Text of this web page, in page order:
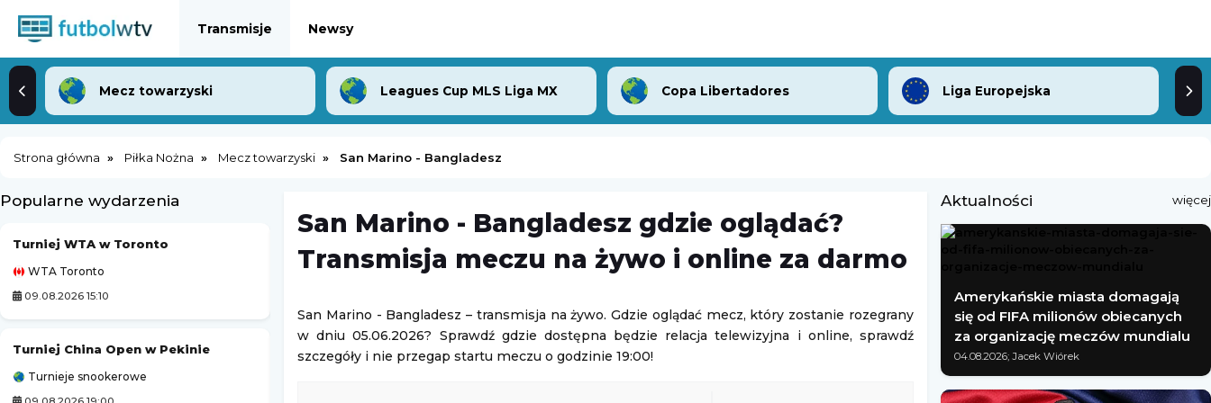
Transmisje Newsy
Mecz towarzyski Leagues Cup MLS Liga MX Copa Libertadores Liga Europejska
Strona główna Piłka Nożna Mecz towarzyski San Marino - Bangladesz
Popularne wydarzenia
Turniej WTA w Toronto
WTA Toronto
09.08.2026 15:10
Turniej China Open w Pekinie
Turnieje snookerowe
-
Liga Ukraińska
Miedź Legnica II - Barycz Sułów
Sparta Rotterdam
Eredivisie (Liga Holenderska)
San Marino - Bangladesz gdzie oglądać?
Transmisja meczu na żywo i online za darmo
San Marino - Bangladesz – transmisja na żywo. Gdzie oglądać mecz, który zostanie rozegrany
w dniu 05.06.2026? Sprawdź gdzie dostępna będzie relacja telewizyjna i online, sprawdź
szczegóły i nie przegap startu meczu o godzinie 19:00!
Aktualności więcej
Amerykańskie miasta domagają
się od FIFA milionów obiecanych
za organizację meczów mundialu
04.08.2026; Jacek Wiórek